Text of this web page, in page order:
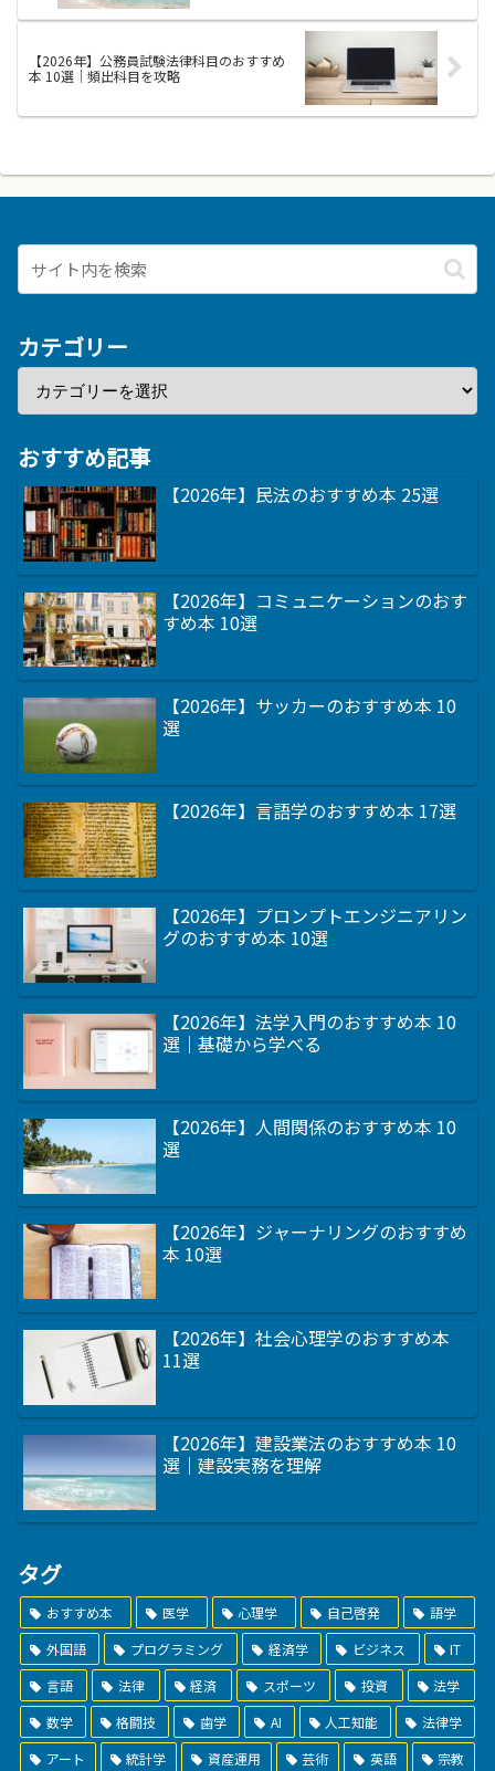
【2026年】公務員試験法律科目のおすすめ
本 10選｜頻出科目を攻略
カテゴリー
おすすめ記事
【2026年】民法のおすすめ本 25選
【2026年】コミュニケーションのおす
すめ本 10選
【2026年】サッカーのおすすめ本 10
選
【2026年】言語学のおすすめ本 17選
【2026年】プロンプトエンジニアリン
グのおすすめ本 10選
【2026年】法学入門のおすすめ本 10
選｜基礎から学べる
【2026年】人間関係のおすすめ本 10
選
【2026年】ジャーナリングのおすすめ
本 10選
【2026年】社会心理学のおすすめ本
11選
【2026年】建設業法のおすすめ本 10
選｜建設実務を理解
タグ
おすすめ本 医学 心理学 自己啓発
語学
外国語
プログラミング 経済学 ビジネス
IT
言語
法律 経済 スポーツ 投資
法学
数学
格闘技 歯学 AI 人工知能
法律学
アート
統計学 資産運用 芸術 英語 宗教